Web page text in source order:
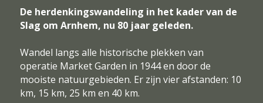
De herdenkingswandeling in het kader van de
Slag om Arnhem, nu 80 jaar geleden.
Wandel langs alle historische plekken van
operatie Market Garden in 1944 en door de
mooiste natuurgebieden. Er zijn vier afstanden: 10
km, 15 km, 25 km en 40 km.